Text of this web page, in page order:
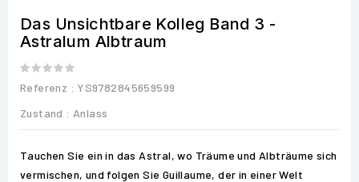
Das Unsichtbare Kolleg Band 3 -
Astralum Albtraum
Referenz : YS9782845659599
Zustand : Anlass
Tauchen Sie ein in das Astral, wo Träume und Albträume sich
vermischen, und folgen Sie Guillaume, der in einer Welt